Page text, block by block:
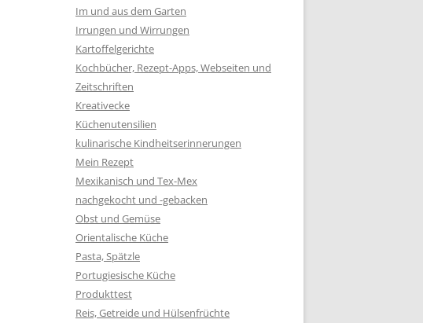
Im und aus dem Garten
Irrungen und Wirrungen
Kartoffelgerichte
Kochbücher, Rezept-Apps, Webseiten und
Zeitschriften
Kreativecke
Küchenutensilien
kulinarische Kindheitserinnerungen
Mein Rezept
Mexikanisch und Tex-Mex
nachgekocht und -gebacken
Obst und Gemüse
Orientalische Küche
Pasta, Spätzle
Portugiesische Küche
Produkttest
Reis, Getreide und Hülsenfrüchte